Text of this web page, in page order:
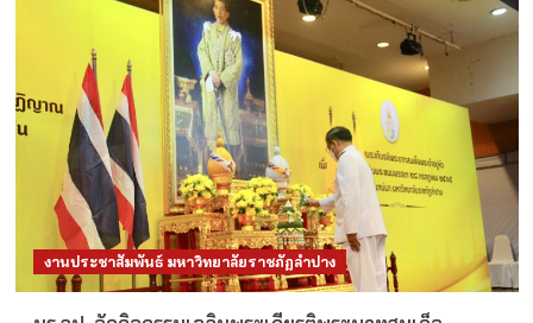
งานประชาสัมพันธ์ มหาวิทยาลัยราชภัฏลำปาง